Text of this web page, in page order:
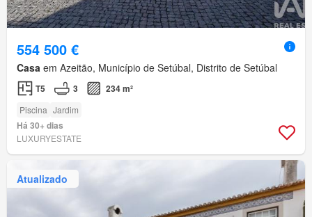
554 500 €
Casa em Azeitão, Município de Setúbal, Distrito de Setúbal
T5 3 234 m²
Piscina Jardim
Há 30+ dias
LUXURYESTATE
Atualizado